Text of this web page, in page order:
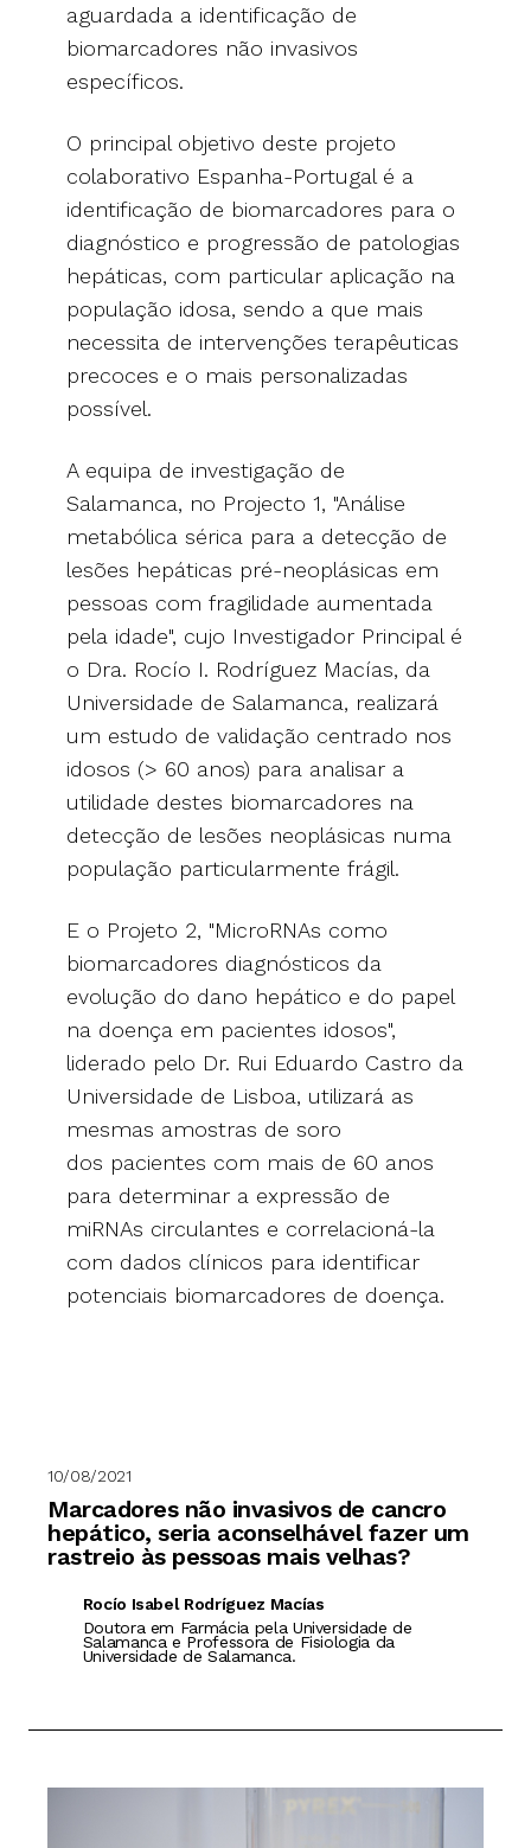
aguardada a identificação de
biomarcadores não invasivos
específicos.
O principal objetivo deste projeto
colaborativo Espanha-Portugal é a
identificação de biomarcadores para o
diagnóstico e progressão de patologias
hepáticas, com particular aplicação na
população idosa, sendo a que mais
necessita de intervenções terapêuticas
precoces e o mais personalizadas
possível.
A equipa de investigação de
Salamanca, no Projecto 1, "Análise
metabólica sérica para a detecção de
lesões hepáticas pré-neoplásicas em
pessoas com fragilidade aumentada
pela idade", cujo Investigador Principal é
o Dra. Rocío I. Rodríguez Macías, da
Universidade de Salamanca, realizará
um estudo de validação centrado nos
idosos (> 60 anos) para analisar a
utilidade destes biomarcadores na
detecção de lesões neoplásicas numa
população particularmente frágil.
E o Projeto 2, "MicroRNAs como
biomarcadores diagnósticos da
evolução do dano hepático e do papel
na doença em pacientes idosos",
liderado pelo Dr. Rui Eduardo Castro da
Universidade de Lisboa, utilizará as
mesmas amostras de soro
dos pacientes com mais de 60 anos
para determinar a expressão de
miRNAs circulantes e correlacioná-la
com dados clínicos para identificar
potenciais biomarcadores de doença.
10/08/2021
Marcadores não invasivos de cancro
hepático, seria aconselhável fazer um
rastreio às pessoas mais velhas?
Rocío Isabel Rodríguez Macías
Doutora em Farmácia pela Universidade de
Salamanca e Professora de Fisiologia da
Universidade de Salamanca.